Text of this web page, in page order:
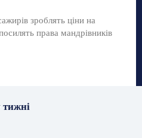
зроблять ціни на
права мандрівників